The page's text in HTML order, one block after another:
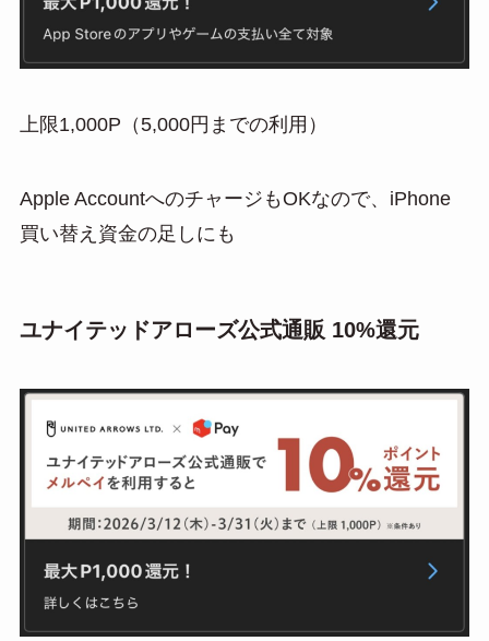
上限1,000P（5,000円までの利用）
Apple AccountへのチャージもOKなので、iPhone
買い替え資金の足しにも
ユナイテッドアローズ公式通販 10%還元